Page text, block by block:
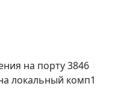
на порту 3846
локальный комп1